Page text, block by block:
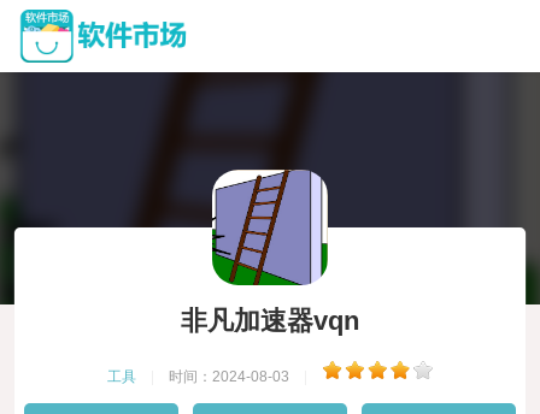
非凡加速器vqn
工具 时间：2024-08-03